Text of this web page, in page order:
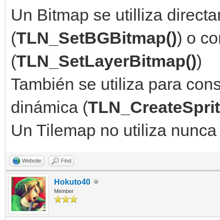
Un Bitmap se utilliza
(TLN_SetBGBitmap()) o
(TLN_SetLayerBitmap())
También se utiliza para
dinámica (
Un Tilemap no utiliza
Website Find
Hokuto40
Member